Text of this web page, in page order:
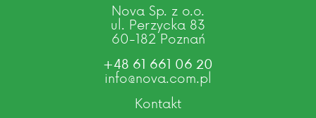
Nova Sp. z o.o.
ul. Perzycka 83
60-182 Poznań
+48 61 661 06 20
info@nova.com.pl
Kontakt